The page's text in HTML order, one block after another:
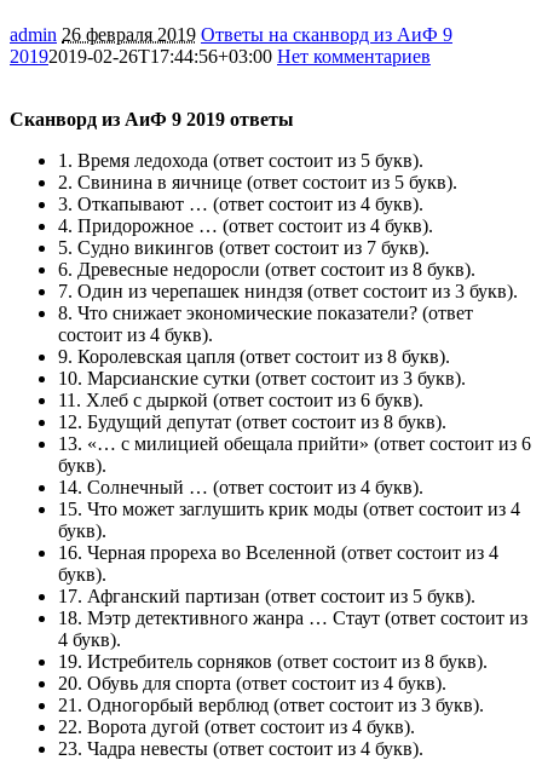
admin 26 февраля 2019 Ответы на сканворд из АиФ 9
20192019-02-26T17:44:56+03:00 Нет комментариев
Сканворд из АиФ 9 2019 ответы
1. Время ледохода (ответ состоит из 5 букв).
2. Свинина в яичнице (ответ состоит из 5 букв).
3. Откапывают … (ответ состоит из 4 букв).
4. Придорожное … (ответ состоит из 4 букв).
5. Судно викингов (ответ состоит из 7 букв).
6. Древесные недоросли (ответ состоит из 8 букв).
7. Один из черепашек ниндзя (ответ состоит из 3 букв).
8. Что снижает экономические показатели? (ответ
состоит из 4 букв).
9. Королевская цапля (ответ состоит из 8 букв).
10. Марсианские сутки (ответ состоит из 3 букв).
11. Хлеб с дыркой (ответ состоит из 6 букв).
12. Будущий депутат (ответ состоит из 8 букв).
13. «… с милицией обещала прийти» (ответ состоит из 6
букв).
14. Солнечный … (ответ состоит из 4 букв).
15. Что может заглушить крик моды (ответ состоит из 4
букв).
16. Черная прореха во Вселенной (ответ состоит из 4
букв).
17. Афганский партизан (ответ состоит из 5 букв).
18. Мэтр детективного жанра … Стаут (ответ состоит из
4 букв).
19. Истребитель сорняков (ответ состоит из 8 букв).
20. Обувь для спорта (ответ состоит из 4 букв).
21. Одногорбый верблюд (ответ состоит из 3 букв).
22. Ворота дугой (ответ состоит из 4 букв).
23. Чадра невесты (ответ состоит из 4 букв).